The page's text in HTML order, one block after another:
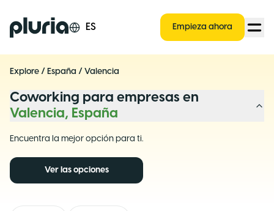
Logo Pluria ES Empieza ahora
Explore / España / Valencia
Coworking para empresas en
Valencia, España
Encuentra la mejor opción para ti.
Ver las opciones